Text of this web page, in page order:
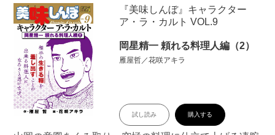
エッセイ「岡星精一誕生秘話」も収録!!
目次
「第１話：平凡の非凡」「第２話：日本のコンソメ」
「第３話：潮風の贈り物」「第４話：真心の正月」「第
５話：年越しうどん」「第６話：素直な味」「第７話：
日本料理の理」
『美味しんぼ』キャラクター
ア・ラ・カルト VOL.9
岡星精一 頼れる料理人編（2）
雁屋哲／花咲アキラ
試し読み 購入する